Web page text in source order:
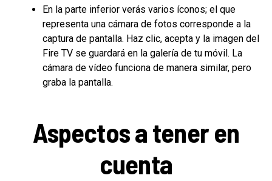
En la parte inferior verás varios íconos; el que
representa una cámara de fotos corresponde a la
captura de pantalla. Haz clic, acepta y la imagen del
Fire TV se guardará en la galería de tu móvil. La
cámara de vídeo funciona de manera similar, pero
graba la pantalla.
Aspectos a tener en
cuenta